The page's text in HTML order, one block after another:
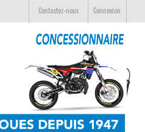
Connexion
Contactez-nous